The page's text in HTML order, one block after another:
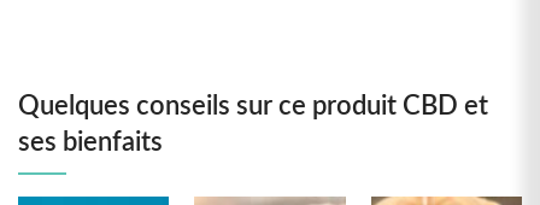
Quelques conseils sur ce produit CBD et
ses bienfaits